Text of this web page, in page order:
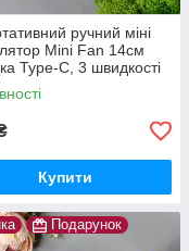
ручний міні
Mini Fan 14см
Type-C, 3 швидкості
Купити
Подарунок